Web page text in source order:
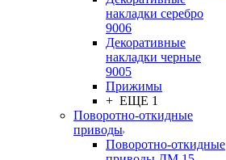
накладки серебро
9006
Декоративные
накладки черные
9005
Прижимы
+ ЕЩЕ 1
Поворотно-откидные
приводы
Поворотно-откидные